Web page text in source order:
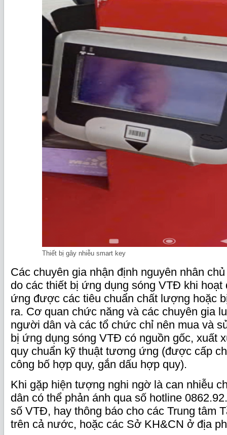
Thiết bị gây nhiễu smart key
Các chuyên gia nhận định nguyên nhân
do các thiết bị ứng dụng sóng VTĐ khi hoạt
ứng được các tiêu chuẩn chất lượng hoặc
ra. Cơ quan chức năng và các chuyên gia
người dân và các tổ chức chỉ nên mua và
bị ứng dụng sóng VTĐ có nguồn gốc, xuất
quy chuẩn kỹ thuật tương ứng (được cấp
công bố hợp quy, gắn dấu hợp quy).
Khi gặp hiện tượng nghi ngờ là can nhiễu
dân có thể phản ánh qua số hotline
số VTĐ, hay thông báo cho các Trung tâm
trên cả nước, hoặc các Sở KH&CN ở địa